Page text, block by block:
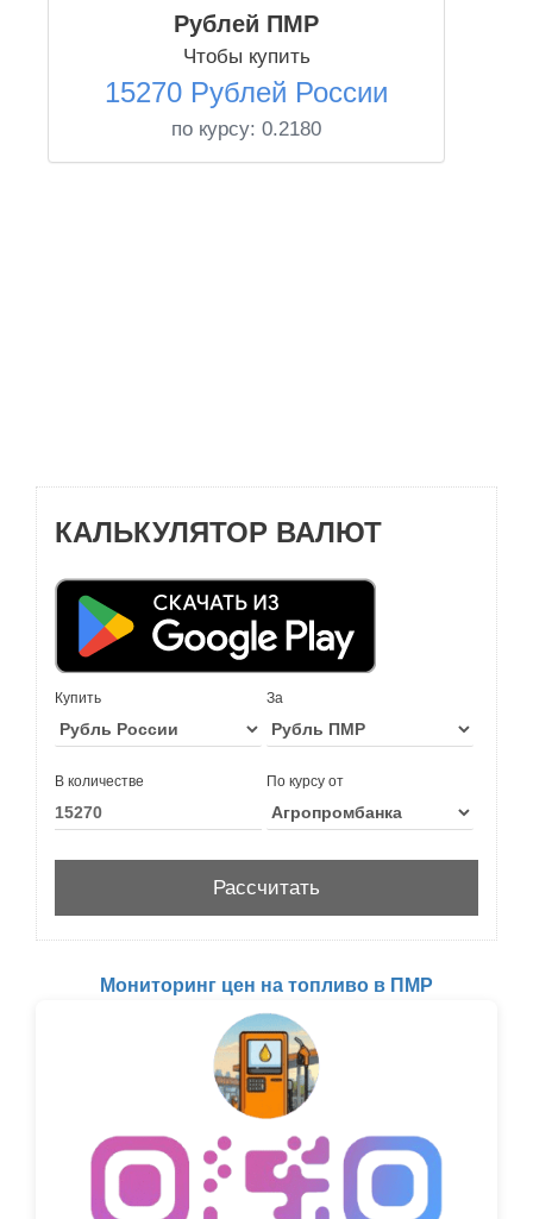
Рублей ПМР
Чтобы купить
15270 Рублей России
по курсу: 0.2180
КАЛЬКУЛЯТОР ВАЛЮТ
Купить За
В количестве По курсу от
Мониторинг цен на топливо в ПМР